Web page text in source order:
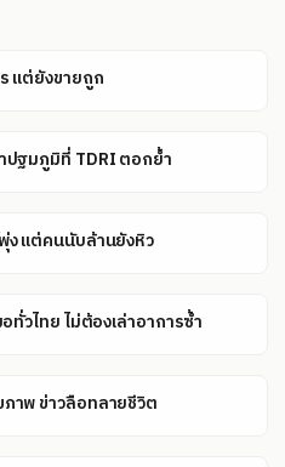
แต่ยังขายถูก
ปฐมภูมิที่ TDRI ตอกย้ำ
ง แต่คนนับล้านยังหิว
วไทย ไม่ต้องเล่าอาการซ้ำ
าพ ข่าวลือทลายชีวิต